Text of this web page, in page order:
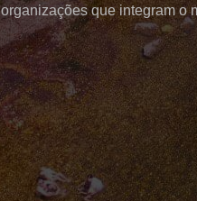
organizações que integram o